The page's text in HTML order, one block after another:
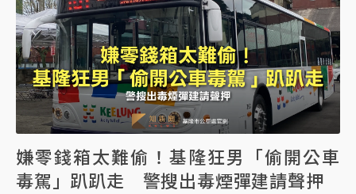
嫌零錢箱太難偷！基隆狂男「偷開公車
毒駕」趴趴走 警搜出毒煙彈建請聲押